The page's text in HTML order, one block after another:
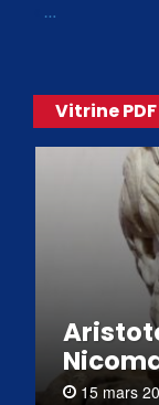
…
Vitrine PDF
15 mars